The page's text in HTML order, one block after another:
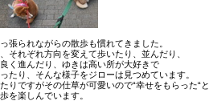
張られながらの散歩も慣れてきました。
それぞれ方向を変えて歩いたり、並んだり、
く進んだり、ゆきは高い所が大好きで
たり、そんな様子をジローは見つめています。
りですがその仕草が可愛いので“幸せをもらった“と
を楽しんでいます。